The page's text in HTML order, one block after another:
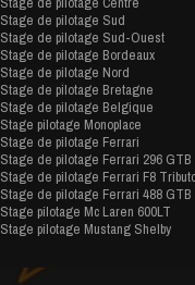
Stage de pilotage Sud
Stage de pilotage Sud-Ouest
Stage de pilotage Bordeaux
Stage de pilotage Nord
Stage de pilotage Bretagne
Stage de pilotage Belgique
Stage pilotage Monoplace
Stage de pilotage Ferrari
Stage de pilotage Ferrari 296 GTB
Stage de pilotage Ferrari F8
Stage de pilotage Ferrari 488 GTB
Stage pilotage Mc Laren 600LT
Stage pilotage Mustang Shelby